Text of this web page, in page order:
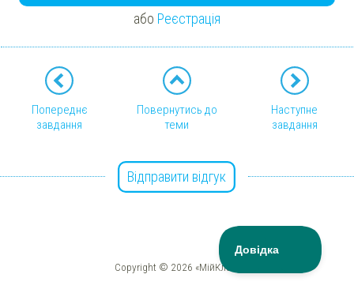
або Реєстрація
Попереднє
завдання
Повернутись до
теми
Наступне
завдання
Відправити відгук
Copyright © 2026 «МійКлас»